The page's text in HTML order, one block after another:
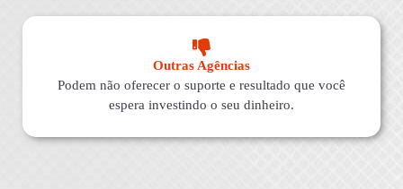
Outras Agências
Podem não oferecer o suporte e resultado que você
espera investindo o seu dinheiro.